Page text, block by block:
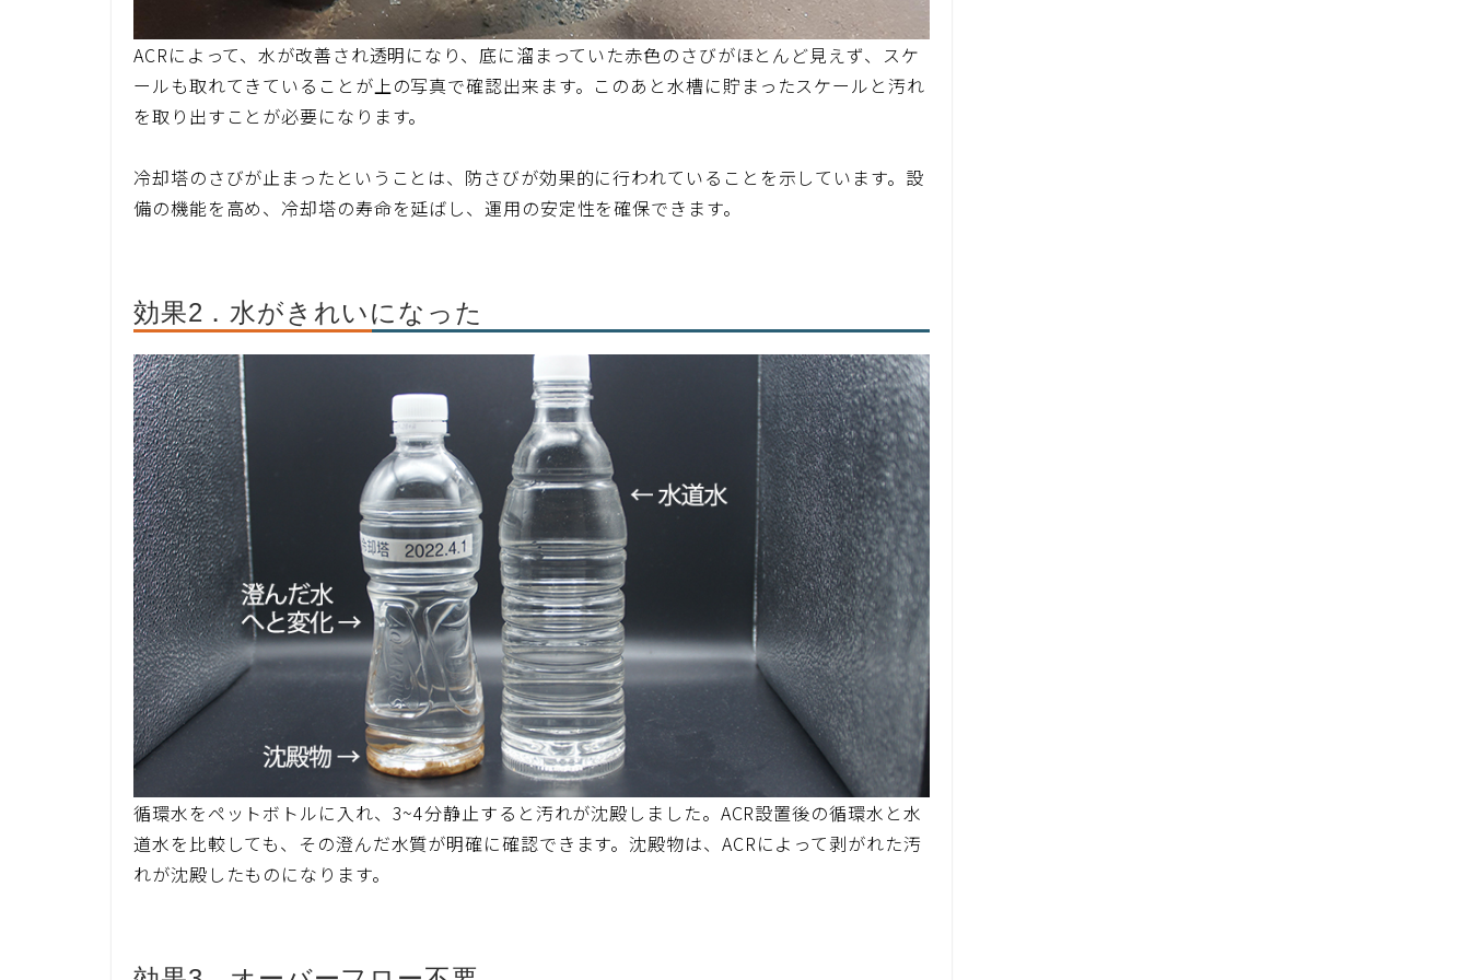
ACRによって、水が改善され透明になり、底に溜まっていた赤色のさびがほとんど見えず、スケ
ールも取れてきていることが上の写真で確認出来ます。このあと水槽に貯まったスケールと汚れ
を取り出すことが必要になります。
冷却塔のさびが止まったということは、防さびが効果的に行われていることを示しています。設
備の機能を高め、冷却塔の寿命を延ばし、運用の安定性を確保できます。
効果2．水がきれいになった
循環水をペットボトルに入れ、3~4分静止すると汚れが沈殿しました。ACR設置後の循環水と水
道水を比較しても、その澄んだ水質が明確に確認できます。沈殿物は、ACRによって剥がれた汚
れが沈殿したものになります。